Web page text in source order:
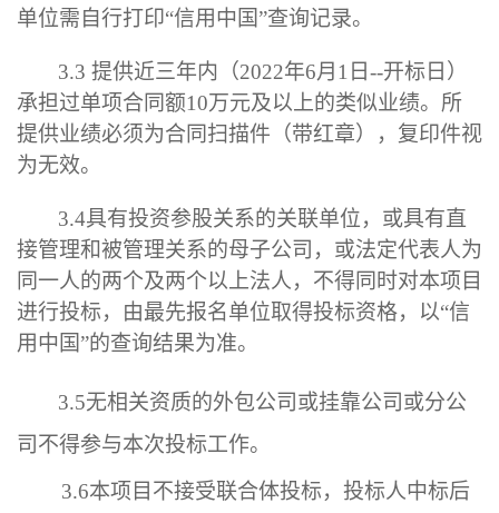
单位需自行打印“信用中国”查询记录。
3.3 提供近三年内（2022年6月 1 日--开标日 ）
承担过单项合同额10万元及以上的类似业绩。 所
提供业绩必须为合同扫描件（带红章），复印件视
为无效。
3.4具有投资参股关系的关联单位，或具有直
接管理和被管理关系的母子公司，或法定代表人为
同一人的两个及两个以上法人，不得同时对本项目
进行投标，由最先报名单位取得投标资格，以“信
用中国”的查询结果为准。
3.5无相关资质的外包公司或挂靠公司或分公
司不得参与本次投标工作。
3.6本项目不接受联合体投标，投标人中标后